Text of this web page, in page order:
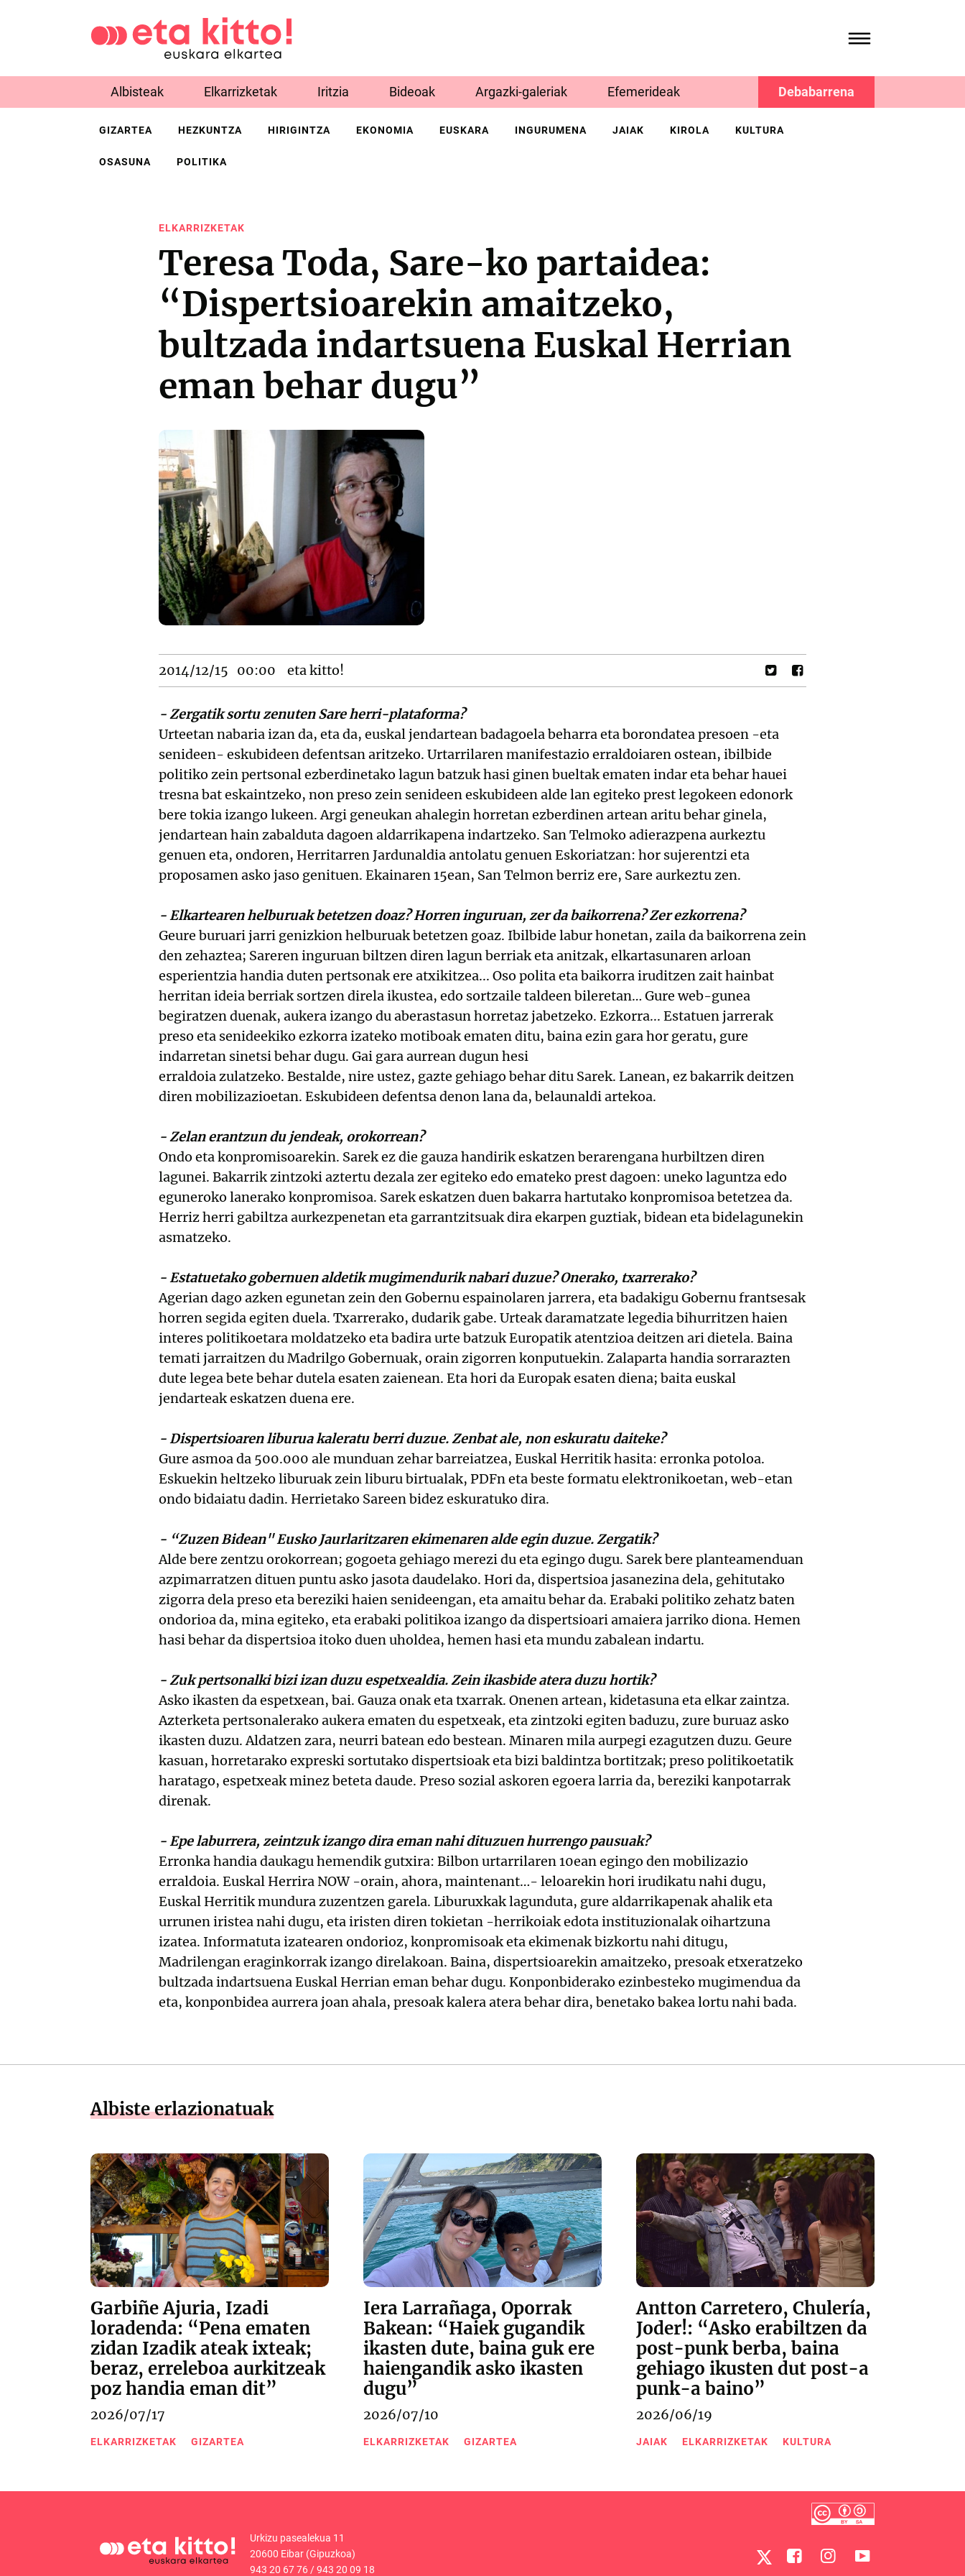
Albisteak Elkarrizketak Iritzia Bideoak Argazki-galeriak Efemerideak Debabarrena
GIZARTEA HEZKUNTZA HIRIGINTZA EKONOMIA EUSKARA INGURUMENA JAIAK KIROLA KULTURA
OSASUNA POLITIKA
ELKARRIZKETAK
Teresa Toda, Sare-ko partaidea:
“Dispertsioarekin amaitzeko,
bultzada indartsuena Euskal Herrian
eman behar dugu”
2014/12/15 00:00 eta kitto!
- Zergatik sortu zenuten Sare herri-plataforma?
Urteetan nabaria izan da, eta da, euskal jendartean badagoela beharra eta borondatea presoen -eta
senideen- eskubideen defentsan aritzeko. Urtarrilaren manifestazio erraldoiaren ostean, ibilbide
politiko zein pertsonal ezberdinetako lagun batzuk hasi ginen bueltak ematen indar eta behar hauei
tresna bat eskaintzeko, non preso zein senideen eskubideen alde lan egiteko prest legokeen edonork
bere tokia izango lukeen. Argi geneukan ahalegin horretan ezberdinen artean aritu behar ginela,
jendartean hain zabalduta dagoen aldarrikapena indartzeko. San Telmoko adierazpena aurkeztu
genuen eta, ondoren, Herritarren Jardunaldia antolatu genuen Eskoriatzan: hor sujerentzi eta
proposamen asko jaso genituen. Ekainaren 15ean, San Telmon berriz ere, Sare aurkeztu zen.
- Elkartearen helburuak betetzen doaz? Horren inguruan, zer da baikorrena? Zer ezkorrena?
Geure buruari jarri genizkion helburuak betetzen goaz. Ibilbide labur honetan, zaila da baikorrena zein
den zehaztea; Sareren inguruan biltzen diren lagun berriak eta anitzak, elkartasunaren arloan
esperientzia handia duten pertsonak ere atxikitzea... Oso polita eta baikorra iruditzen zait hainbat
herritan ideia berriak sortzen direla ikustea, edo sortzaile taldeen bileretan… Gure web-gunea
begiratzen duenak, aukera izango du aberastasun horretaz jabetzeko. Ezkorra... Estatuen jarrerak
preso eta senideekiko ezkorra izateko motiboak ematen ditu, baina ezin gara hor geratu, gure
indarretan sinetsi behar dugu. Gai gara aurrean dugun hesi
erraldoia zulatzeko. Bestalde, nire ustez, gazte gehiago behar ditu Sarek. Lanean, ez bakarrik deitzen
diren mobilizazioetan. Eskubideen defentsa denon lana da, belaunaldi artekoa.
- Zelan erantzun du jendeak, orokorrean?
Ondo eta konpromisoarekin. Sarek ez die gauza handirik eskatzen berarengana hurbiltzen diren
lagunei. Bakarrik zintzoki aztertu dezala zer egiteko edo emateko prest dagoen: uneko laguntza edo
eguneroko lanerako konpromisoa. Sarek eskatzen duen bakarra hartutako konpromisoa betetzea da.
Herriz herri gabiltza aurkezpenetan eta garrantzitsuak dira ekarpen guztiak, bidean eta bidelagunekin
asmatzeko.
- Estatuetako gobernuen aldetik mugimendurik nabari duzue? Onerako, txarrerako?
Agerian dago azken egunetan zein den Gobernu espainolaren jarrera, eta badakigu Gobernu frantsesak
horren segida egiten duela. Txarrerako, dudarik gabe. Urteak daramatzate legedia bihurritzen haien
interes politikoetara moldatzeko eta badira urte batzuk Europatik atentzioa deitzen ari dietela. Baina
temati jarraitzen du Madrilgo Gobernuak, orain zigorren konputuekin. Zalaparta handia sorrarazten
dute legea bete behar dutela esaten zaienean. Eta hori da Europak esaten diena; baita euskal
jendarteak eskatzen duena ere.
- Dispertsioaren liburua kaleratu berri duzue. Zenbat ale, non eskuratu daiteke?
Gure asmoa da 500.000 ale munduan zehar barreiatzea, Euskal Herritik hasita: erronka potoloa.
Eskuekin heltzeko liburuak zein liburu birtualak, PDFn eta beste formatu elektronikoetan, web-etan
ondo bidaiatu dadin. Herrietako Sareen bidez eskuratuko dira.
- “Zuzen Bidean" Eusko Jaurlaritzaren ekimenaren alde egin duzue. Zergatik?
Alde bere zentzu orokorrean; gogoeta gehiago merezi du eta egingo dugu. Sarek bere planteamenduan
azpimarratzen dituen puntu asko jasota daudelako. Hori da, dispertsioa jasanezina dela, gehitutako
zigorra dela preso eta bereziki haien senideengan, eta amaitu behar da. Erabaki politiko zehatz baten
ondorioa da, mina egiteko, eta erabaki politikoa izango da dispertsioari amaiera jarriko diona. Hemen
hasi behar da dispertsioa itoko duen uholdea, hemen hasi eta mundu zabalean indartu.
- Zuk pertsonalki bizi izan duzu espetxealdia. Zein ikasbide atera duzu hortik?
Asko ikasten da espetxean, bai. Gauza onak eta txarrak. Onenen artean, kidetasuna eta elkar zaintza.
Azterketa pertsonalerako aukera ematen du espetxeak, eta zintzoki egiten baduzu, zure buruaz asko
ikasten duzu. Aldatzen zara, neurri batean edo bestean. Minaren mila aurpegi ezagutzen duzu. Geure
kasuan, horretarako expreski sortutako dispertsioak eta bizi baldintza bortitzak; preso politikoetatik
haratago, espetxeak minez beteta daude. Preso sozial askoren egoera larria da, bereziki kanpotarrak
direnak.
- Epe laburrera, zeintzuk izango dira eman nahi dituzuen hurrengo pausuak?
Erronka handia daukagu hemendik gutxira: Bilbon urtarrilaren 10ean egingo den mobilizazio
erraldoia. Euskal Herrira NOW -orain, ahora, maintenant…- leloarekin hori irudikatu nahi dugu,
Euskal Herritik mundura zuzentzen garela. Liburuxkak lagunduta, gure aldarrikapenak ahalik eta
urrunen iristea nahi dugu, eta iristen diren tokietan -herrikoiak edota instituzionalak oihartzuna
izatea. Informatuta izatearen ondorioz, konpromisoak eta ekimenak bizkortu nahi ditugu,
Madrilengan eraginkorrak izango direlakoan. Baina, dispertsioarekin amaitzeko, presoak etxeratzeko
bultzada indartsuena Euskal Herrian eman behar dugu. Konponbiderako ezinbesteko mugimendua da
eta, konponbidea aurrera joan ahala, presoak kalera atera behar dira, benetako bakea lortu nahi bada.
Albiste erlazionatuak
Garbiñe Ajuria, Izadi
loradenda: “Pena ematen
zidan Izadik ateak ixteak;
beraz, erreleboa aurkitzeak
poz handia eman dit”
2026/07/17
ELKARRIZKETAK GIZARTEA
Iera Larrañaga, Oporrak
Bakean: “Haiek gugandik
ikasten dute, baina guk ere
haiengandik asko ikasten
dugu”
2026/07/10
ELKARRIZKETAK GIZARTEA
Antton Carretero, Chulería,
Joder!: “Asko erabiltzen da
post-punk berba, baina
gehiago ikusten dut post-a
punk-a baino”
2026/06/19
JAIAK ELKARRIZKETAK KULTURA
Urkizu pasealekua 11
20600 Eibar (Gipuzkoa)
943 20 67 76/943 20 09 18